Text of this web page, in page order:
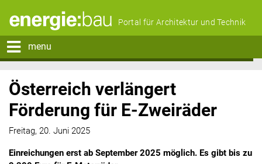
Portal für Architektur und Technik
menu
Österreich verlängert
Förderung für E-Zweiräder
Freitag, 20. Juni 2025
Einreichungen erst ab September 2025 möglich. Es gibt bis zu